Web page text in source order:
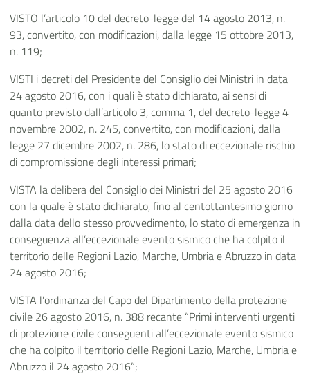
VISTO l’articolo 10 del decreto-legge del 14 agosto 2013, n.
93, convertito, con modificazioni, dalla legge 15 ottobre 2013,
n. 119;
VISTI i decreti del Presidente del Consiglio dei Ministri in data
24 agosto 2016, con i quali è stato dichiarato, ai sensi di
quanto previsto dall’articolo 3, comma 1, del decreto-legge 4
novembre 2002, n. 245, convertito, con modificazioni, dalla
legge 27 dicembre 2002, n. 286, lo stato di eccezionale rischio
di compromissione degli interessi primari;
VISTA la delibera del Consiglio dei Ministri del 25 agosto 2016
con la quale è stato dichiarato, fino al centottantesimo giorno
dalla data dello stesso provvedimento, lo stato di emergenza in
conseguenza all’eccezionale evento sismico che ha colpito il
territorio delle Regioni Lazio, Marche, Umbria e Abruzzo in data
24 agosto 2016;
VISTA l’ordinanza del Capo del Dipartimento della protezione
civile 26 agosto 2016, n. 388 recante “Primi interventi urgenti
di protezione civile conseguenti all’eccezionale evento sismico
che ha colpito il territorio delle Regioni Lazio, Marche, Umbria e
Abruzzo il 24 agosto 2016”;